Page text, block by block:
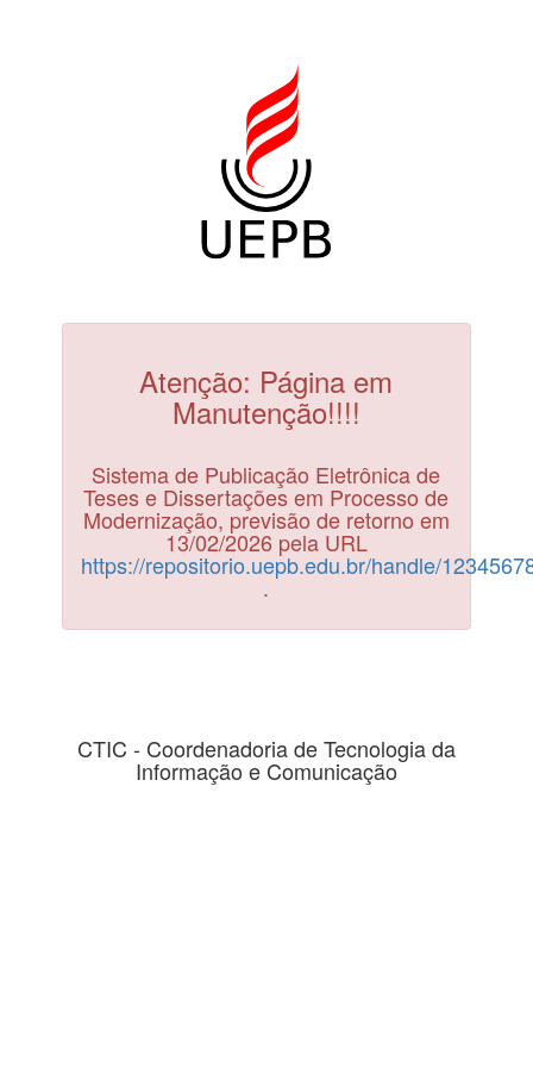
Atenção: Página em
Manutenção!!!!
Sistema de Publicação Eletrônica de
Teses e Dissertações em Processo de
Modernização, previsão de retorno em
13/02/2026 pela URL
https://repositorio.uepb.edu.br/handle/
.
CTIC - Coordenadoria de Tecnologia da
Informação e Comunicação